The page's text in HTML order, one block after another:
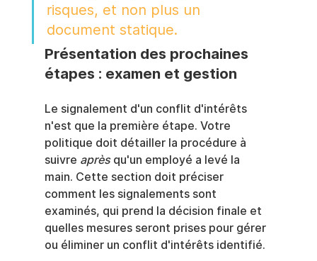
risques, et non plus un
document statique.
Présentation des prochaines
étapes : examen et gestion
Le signalement d'un conflit d'intérêts
n'est que la première étape. Votre
politique doit détailler la procédure à
suivre après qu'un employé a levé la
main. Cette section doit préciser
comment les signalements sont
examinés, qui prend la décision finale et
quelles mesures seront prises pour gérer
ou éliminer un conflit d'intérêts identifié.